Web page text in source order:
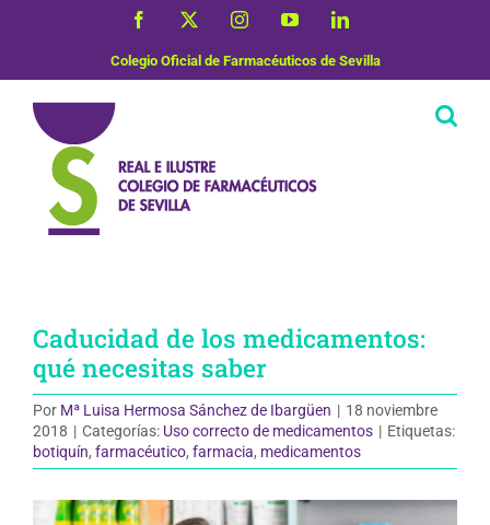
Facebook InstagramYouTubeLinkedIn
Colegio Oficial de Farmacéuticos de Sevilla
Caducidad de los medicamentos:
qué necesitas saber
Por Mª Luisa Hermosa Sánchez de Ibargüen | 18 noviembre
2018 | Categorías: Uso correcto de medicamentos | Etiquetas:
botiquín, farmacéutico, farmacia, medicamentos
Ver